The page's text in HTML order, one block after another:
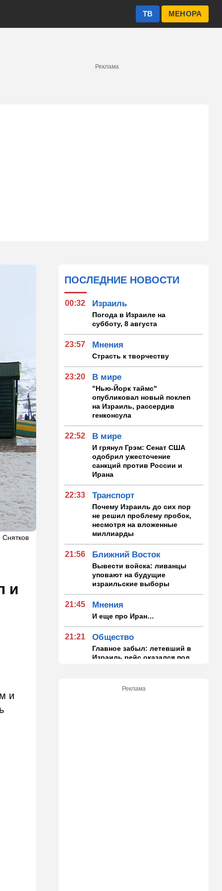
МЕНОРА
ТВ
Реклама
и
и
ПОСЛЕДНИЕ НОВОСТИ
00:32 Израиль
Погода в Израиле на
субботу, 8 августа
23:57 Мнения
Страсть к творчеству
23:20 В мире
"Нью-Йорк таймс"
опубликовал новый поклеп
на Израиль, рассердив
генконсула
22:52 В мире
И грянул Грэм: Сенат США
одобрил ужесточение
санкций против России и
Ирана
22:33 Транспорт
Почему Израиль до сих пор
не решил проблему пробок,
несмотря на вложенные
миллиарды
21:56 Ближний Восток
Вывести войска: ливанцы
уповают на будущие
израильские выборы
21:45 Мнения
И еще про Иран…
21:21 Общество
Главное забыл: летевший в
Израиль рейс оказался под
ИзраильРеклама